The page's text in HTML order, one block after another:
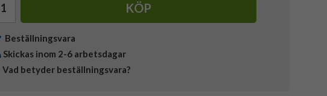
KÖP
Beställningsvara
Skickas inom 2-6 arbetsdagar
Vad betyder beställningsvara?